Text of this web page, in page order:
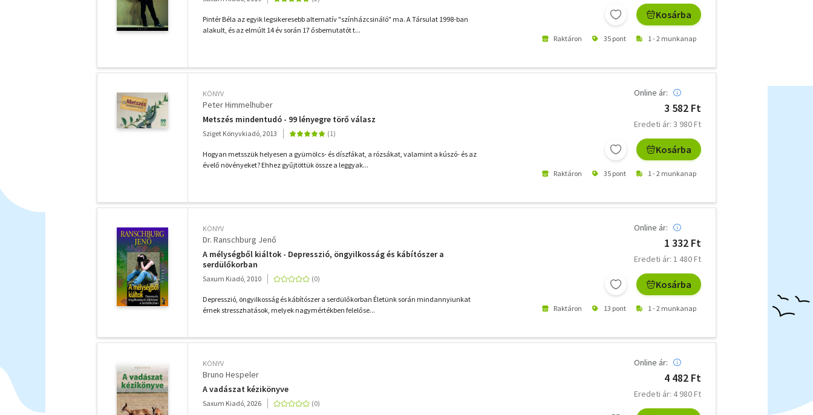
Pintér Béla az egyik legsikeresebb alternatív "színházcsináló" ma. A Társulat 1998-ban
alakult, és az elmúlt 14 év során 17 ősbemutatót t...
Kosárba
Raktáron 35 pont 1 - 2 munkanap
KÖNYV
Peter Himmelhuber
Metszés mindentudó - 99 lényegre törő válasz
Sziget Könyvkiadó, 2013
Hogyan metsszük helyesen a gyümölcs- és díszfákat, a rózsákat, valamint a kúszó- és az
évelő növényeket? Ehhez gyűjtöttük össze a leggyak...
Online ár:
3 582 Ft
Eredeti ár: 3 980 Ft
Kosárba
Raktáron 35 pont 1 - 2 munkanap
KÖNYV
Dr. Ranschburg Jenő
A mélységből kiáltok - Depresszió, öngyilkosság és kábítószer a
serdülőkorban
Saxum Kiadó, 2010
Depresszió, öngyilkosság és kábítószer a serdülőkorban Életünk során mindannyiunkat
érnek stresszhatások, melyek nagymértékben felelőse...
Online ár:
1 332 Ft
Eredeti ár: 1 480 Ft
Kosárba
Raktáron 13 pont 1 - 2 munkanap
KÖNYV
Bruno Hespeler
A vadászat kézikönyve
Saxum Kiadó, 2026
Online ár:
4 482 Ft
Eredeti ár: 4 980 Ft